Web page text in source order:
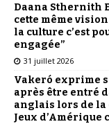
Daana Sthernith
cette même
la culture c’est
engagée”
31 juillet 2026
Vakeró exprime
après être entré
anglais lors de la
Jeux d’Amérique